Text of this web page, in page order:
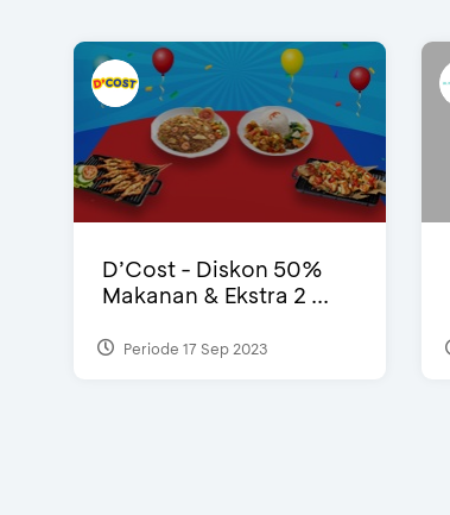
D’Cost - Diskon 50%
Makanan & Ekstra 2 ...
Periode 17 Sep 2023